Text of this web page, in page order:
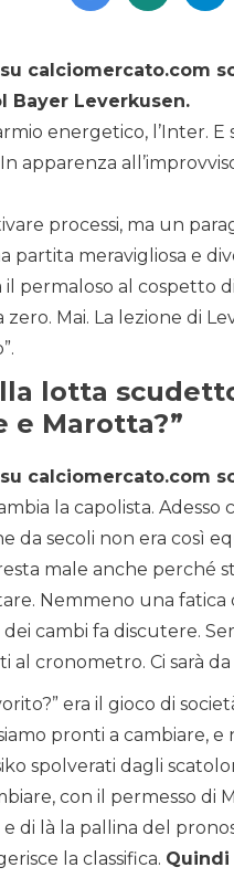
calciomercato.com
Bayer Leverkusen.
energetico, l’Inter.
In apparenza
processi, ma un
partita meravigliosa e
il permaloso al cospetto
zero. Mai. La lezione di
lotta
e Marotta?”
calciomercato.com
la capolista.
da secoli non era così
male anche perché
Nemmeno una fatica
dei cambi fa discutere.
al cronometro. Ci sarà
era il gioco di
pronti a cambiare, e
spolverati dagli
con il permesso di
di là la pallina del
la classifica. Quindi